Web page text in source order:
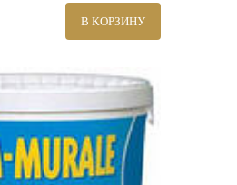
В КОРЗИНУ